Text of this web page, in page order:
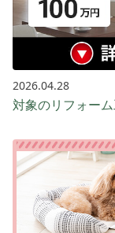
2026.04.28
対象のリフォー